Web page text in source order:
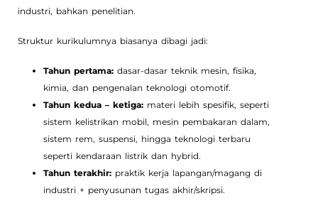
industri, bahkan penelitian.
Struktur kurikulumnya biasanya dibagi jadi:
Tahun pertama: dasar-dasar teknik mesin, fisika,
kimia, dan pengenalan teknologi otomotif.
Tahun kedua – ketiga: materi lebih spesifik, seperti
sistem kelistrikan mobil, mesin pembakaran dalam,
sistem rem, suspensi, hingga teknologi terbaru
seperti kendaraan listrik dan hybrid.
Tahun terakhir: praktik kerja lapangan/magang di
industri + penyusunan tugas akhir/skripsi.